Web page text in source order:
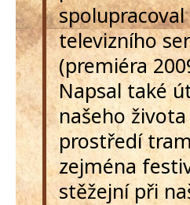
televizního
(premiéra
Napsal také
našeho
prostředí
zejména
stěžejní při